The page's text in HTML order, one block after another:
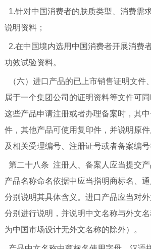
1.针对中国消费者的肤质类型、消费需
说明资料；
2.在中国境内选用中国消费者开展消费
功效试验资料。
（六）进口产品的已上市销售证明文件
属于一个集团公司的证明资料等文件可同
这些产品申请注册或者办理备案时，其
件，其他产品可使用复印件，并说明原
及相关受理编号、注册证号或者备案编号
第二十八条 注册人、备案人应当提交产
产品名称命名依据中应当指明商标名、
分别说明其具体含义。进口产品应当对
分别进行说明，并说明中文名称与外文
为中国市场设计无外文名称的除外）。